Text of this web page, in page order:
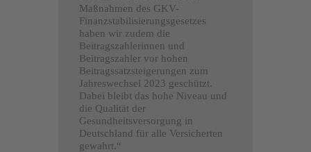
Maßnahmen des GKV-
Finanzstabilisierungsgesetzes
haben wir zudem die
Beitragszahlerinnen und
Beitragszahler vor hohen
Beitragssatzsteigerungen zum
Jahreswechsel 2023 geschützt.
Dabei bleibt das hohe Niveau und
die Qualität der
Gesundheitsversorgung in
Deutschland für alle Versicherten
gewahrt.“